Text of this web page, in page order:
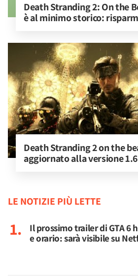
Death Stranding 2: On the
è al minimo storico:
Death Stranding 2 on the
aggiornato alla versione 1.6
LE NOTIZIE PIÙ LETTE
Il prossimo trailer di GTA 6
e orario: sarà visibile su